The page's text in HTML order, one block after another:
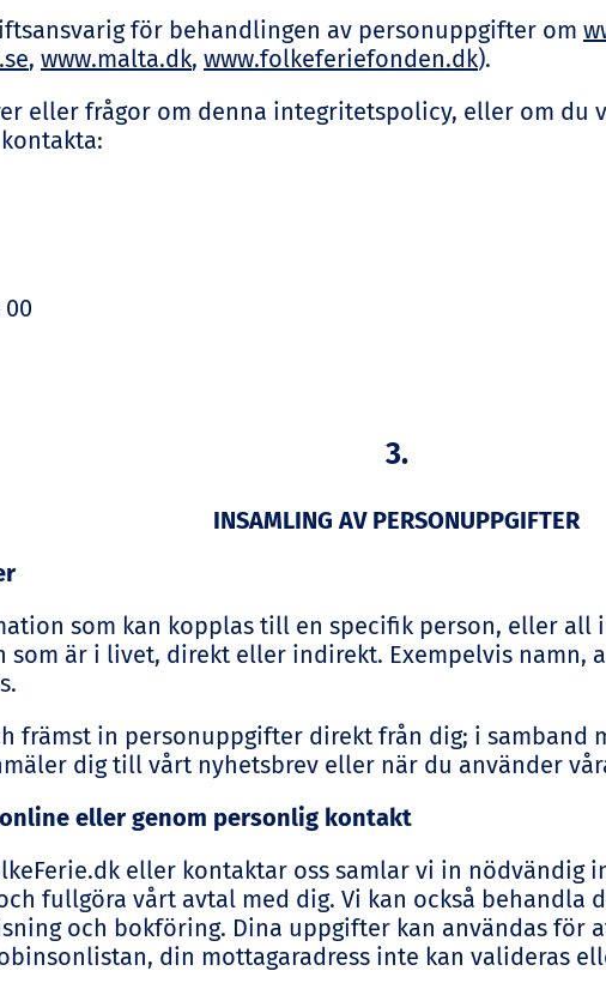
för behandlingen av personuppgifter om
, www.malta.dk, www.folkeferiefonden.dk).
eller frågor om denna integritetspolicy, eller om
00
3.
INSAMLING AV PERSONUPPGIFTER
som kan kopplas till en specifik person, eller all
är i livet, direkt eller indirekt. Exempelvis namn,
främst in personuppgifter direkt från dig; i samband
dig till vårt nyhetsbrev eller när du använder
eller genom personlig kontakt
eller kontaktar oss samlar vi in
fullgöra vårt avtal med dig. Vi kan också
och bokföring. Dina uppgifter kan användas för
din mottagaradress inte kan valideras